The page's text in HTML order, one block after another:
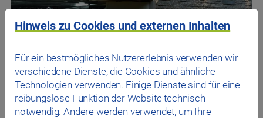
Für alle, die etwas Langfristiges suchen:
Dauerparkplatz mieten
Hinweis zu Cookies und externen Inhalten
Für ein bestmögliches Nutzererlebnis verwenden wir
verschiedene Dienste, die Cookies und ähnliche
Technologien verwenden. Einige Dienste sind für eine
reibungslose Funktion der Website technisch
notwendig. Andere werden verwendet, um Ihre